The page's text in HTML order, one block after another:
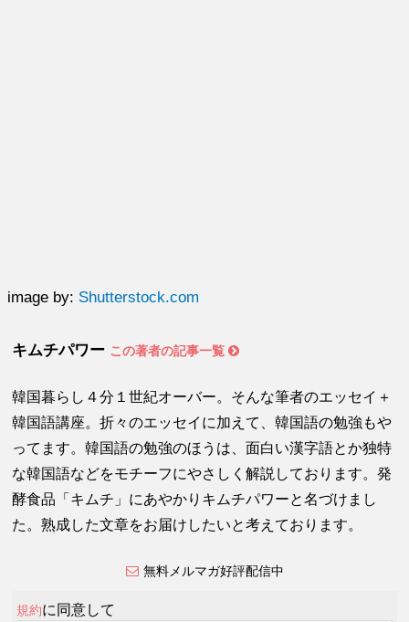
image by: Shutterstock.com
キムチパワー この著者の記事一覧
韓国暮らし４分１世紀オーバー。そんな筆者のエッセイ＋
韓国語講座。折々のエッセイに加えて、韓国語の勉強もや
ってます。韓国語の勉強のほうは、面白い漢字語とか独特
な韓国語などをモチーフにやさしく解説しております。発
酵食品「キムチ」にあやかりキムチパワーと名づけまし
た。熟成した文章をお届けしたいと考えております。
無料メルマガ好評配信中
規約に同意して